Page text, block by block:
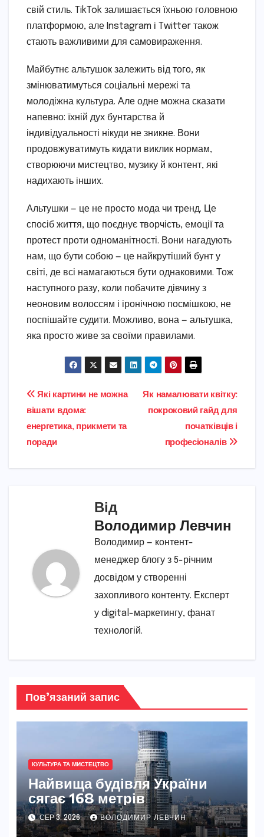
свій стиль. TikTok залишається їхньою головною
платформою, але Instagram і Twitter також
стають важливими для самовираження.
Майбутнє альтушок залежить від того, як
змінюватимуться соціальні мережі та
молодіжна культура. Але одне можна сказати
напевно: їхній дух бунтарства й
індивідуальності нікуди не зникне. Вони
продовжуватимуть кидати виклик нормам,
створюючи мистецтво, музику й контент, які
надихають інших.
Альтушки — це не просто мода чи тренд. Це
спосіб життя, що поєднує творчість, емоції та
протест проти одноманітності. Вони нагадують
нам, що бути собою — це найкрутіший бунт у
світі, де всі намагаються бути однаковими. Тож
наступного разу, коли побачите дівчину з
неоновим волоссям і іронічною посмішкою, не
поспішайте судити. Можливо, вона — альтушка,
яка просто живе за своїми правилами.
Навігація
записів
Як намалювати квітку:
покроковий гайд для
початківців і
професіоналів
Які картини не можна
вішати вдома:
енергетика, прикмети та
поради
Від
Володимир Левчин
Володимир — контент-
менеджер блогу з 5-річним
досвідом у створенні
захопливого контенту. Експерт
у digital-маркетингу, фанат
технологій.
Пов’язаний запис
КУЛЬТУРА ТА МИСТЕЦТВО
Найвища будівля України
сягає 168 метрів
СЕР 3, 2026 ВОЛОДИМИР ЛЕВЧИН